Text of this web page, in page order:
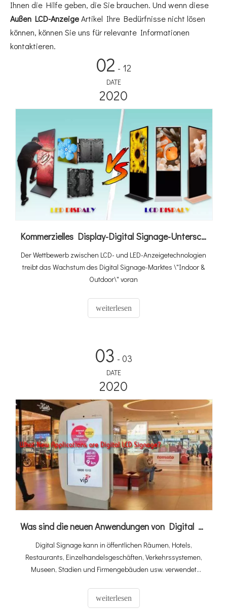
Ihnen die Hilfe geben, die Sie brauchen. Und wenn diese
Außen LCD-AnzeigeArtikel Ihre Bedürfnisse nicht lösen
können, können Sie uns für relevante Informationen
kontaktieren.
02 - 12
DATE
2020
Kommerzielles Display-Digital Signage-Unterschied zwischen LCD und LED-Display
Der Wettbewerb zwischen LCD- und LED-Anzeigetechnologien
treibt das Wachstum des Digital Signage-Marktes \"Indoor &
Outdoor\" voran
weiterlesen
03 - 03
DATE
2020
Was sind die neuen Anwendungen von Digital LCD Signage?
Digital Signage kann in öffentlichen Räumen, Hotels,
Restaurants, Einzelhandelsgeschäften, Verkehrssystemen,
Museen, Stadien und Firmengebäuden usw. verwendet
Außenwerbung bereitzustellen. Die digitale Anzeige wird
auch für die Werbung von Text-, Animations-, Bild- oder
weiterlesen